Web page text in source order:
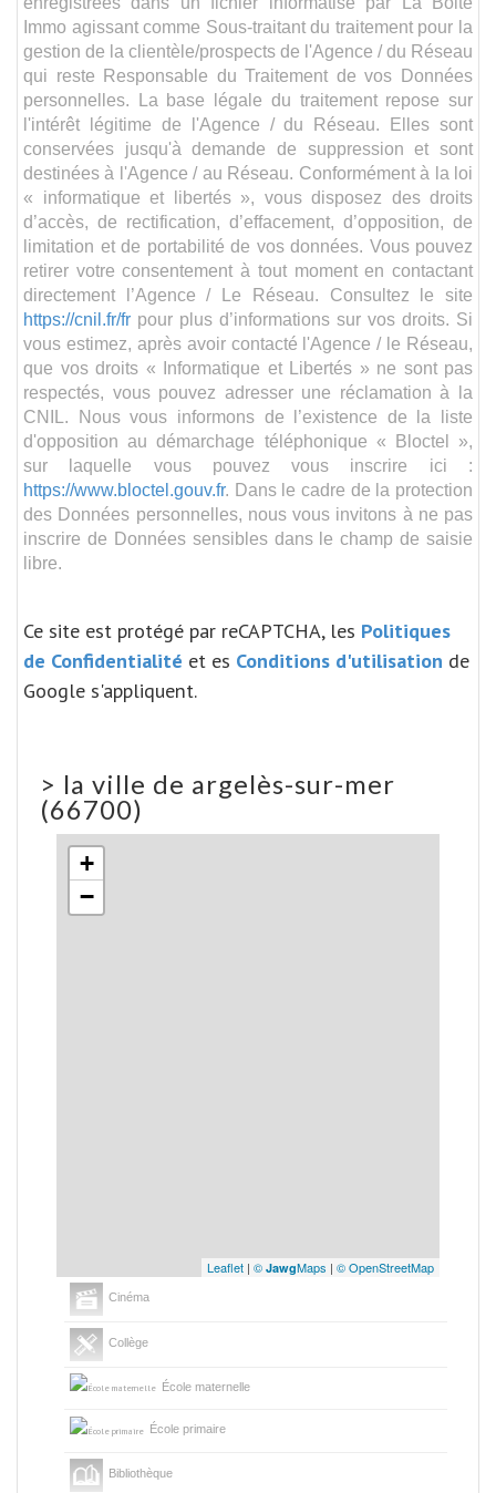
Immo agissant comme Sous-traitant du traitement pour la
gestion de la clientèle/prospects de l'Agence / du Réseau
qui reste Responsable du Traitement de vos Données
personnelles. La base légale du traitement repose sur
l'intérêt légitime de l'Agence / du Réseau. Elles sont
conservées jusqu'à demande de suppression et sont
destinées à l'Agence / au Réseau. Conformément à la loi
« informatique et libertés », vous disposez des droits
d’accès, de rectification, d’effacement, d’opposition, de
limitation et de portabilité de vos données. Vous pouvez
retirer votre consentement à tout moment en contactant
directement l’Agence / Le Réseau. Consultez le site
https://cnil.fr/fr pour plus d’informations sur vos droits. Si
vous estimez, après avoir contacté l'Agence / le Réseau,
que vos droits « Informatique et Libertés » ne sont pas
respectés, vous pouvez adresser une réclamation à la
CNIL. Nous vous informons de l’existence de la liste
d'opposition au démarchage téléphonique « Bloctel »,
sur laquelle vous pouvez vous inscrire ici :
https://www.bloctel.gouv.fr. Dans le cadre de la protection
des Données personnelles, nous vous invitons à ne pas
inscrire de Données sensibles dans le champ de saisie
libre.
Ce site est protégé par reCAPTCHA, les Politiques
de Confidentialité et es Conditions d'utilisation de
Google s'appliquent.
> la ville de argelès-sur-mer
(66700)
+
−
Leaflet | © JawgMaps | © OpenStreetMap
Cinéma
Collège
École maternelle
École primaire
Bibliothèque